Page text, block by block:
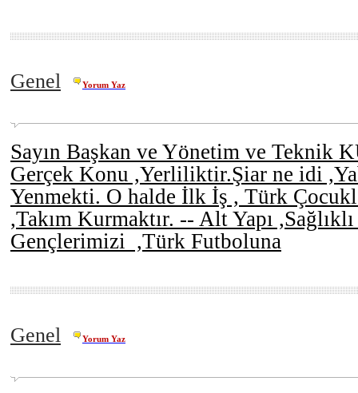
Genel Yorum Yaz
Sayın Başkan ve Yönetim ve Teknik
Gerçek Konu ,Yerliliktir.Şiar ne idi
Yenmekti. O halde İlk İş , Türk
,Takım Kurmaktır. -- Alt Yapı
Gençlerimizi ,Türk Futboluna
Genel Yorum Yaz